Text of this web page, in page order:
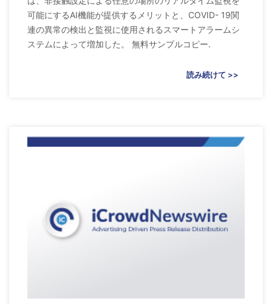
可能にするAI機能が提供するメリットと、COVID- 19関
連の異常の検出と監視に使用されるスマートアラームシ
ステムによって増加した。 無料サンプルコピー.
読み続けて >>